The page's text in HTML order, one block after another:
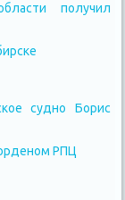
получил
судно Борис
РПЦ